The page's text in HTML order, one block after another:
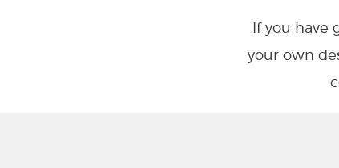
If you have
your own